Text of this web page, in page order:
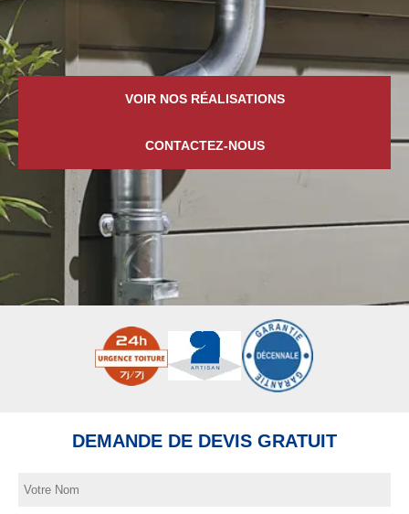
VOIR NOS RÉALISATIONS
CONTACTEZ-NOUS
DEMANDE DE DEVIS GRATUIT